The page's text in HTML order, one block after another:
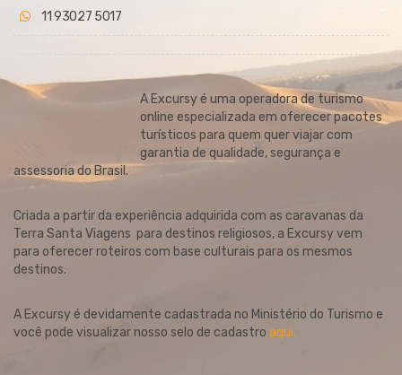
11 93027 5017
A Excursy é uma operadora de turismo
online especializada em oferecer pacotes
turísticos para quem quer viajar com
garantia de qualidade, segurança e
assessoria do Brasil.
Criada a partir da experiência adquirida com as caravanas da
Terra Santa Viagens para destinos religiosos, a Excursy vem
para oferecer roteiros com base culturais para os mesmos
destinos.
A Excursy é devidamente cadastrada no Ministério do Turismo e
você pode visualizar nosso selo de cadastro aqui.